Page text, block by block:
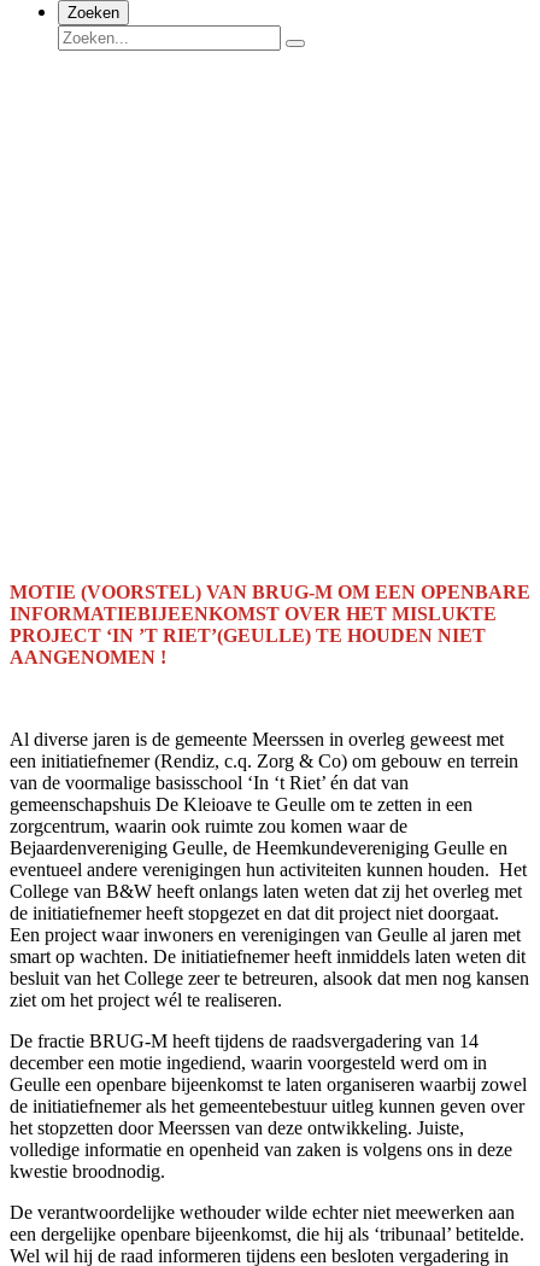
Zoeken
MOTIE (VOORSTEL) VAN BRUG-M OM EEN OPENBARE
INFORMATIEBIJEENKOMST OVER HET MISLUKTE
PROJECT ‘IN ’T RIET’(GEULLE) TE HOUDEN NIET
AANGENOMEN !
Al diverse jaren is de gemeente Meerssen in overleg geweest met
een initiatiefnemer (Rendiz, c.q. Zorg & Co) om gebouw en terrein
van de voormalige basisschool ‘In ‘t Riet’ én dat van
gemeenschapshuis De Kleioave te Geulle om te zetten in een
zorgcentrum, waarin ook ruimte zou komen waar de
Bejaardenvereniging Geulle, de Heemkundevereniging Geulle en
eventueel andere verenigingen hun activiteiten kunnen houden. Het
College van B&W heeft onlangs laten weten dat zij het overleg met
de initiatiefnemer heeft stopgezet en dat dit project niet doorgaat.
Een project waar inwoners en verenigingen van Geulle al jaren met
smart op wachten. De initiatiefnemer heeft inmiddels laten weten dit
besluit van het College zeer te betreuren, alsook dat men nog kansen
ziet om het project wél te realiseren.
De fractie BRUG-M heeft tijdens de raadsvergadering van 14
december een motie ingediend, waarin voorgesteld werd om in
Geulle een openbare bijeenkomst te laten organiseren waarbij zowel
de initiatiefnemer als het gemeentebestuur uitleg kunnen geven over
het stopzetten door Meerssen van deze ontwikkeling. Juiste,
volledige informatie en openheid van zaken is volgens ons in deze
kwestie broodnodig.
De verantwoordelijke wethouder wilde echter niet meewerken aan
een dergelijke openbare bijeenkomst, die hij als ‘tribunaal’ betitelde.
Wel wil hij de raad informeren tijdens een besloten vergadering in